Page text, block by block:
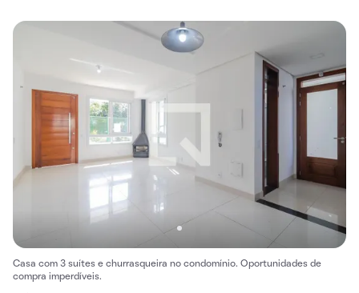
Casa com 3 suítes e churrasqueira no condomínio. Oportunidades de
compra imperdíveis.